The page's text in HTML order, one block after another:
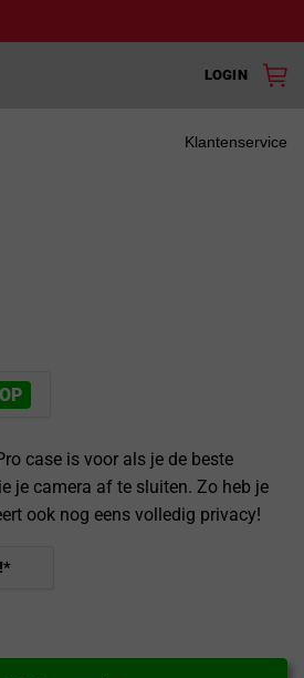
LOGIN
Klantenservice
case is voor als je de beste
je camera af te sluiten. Zo heb je
ook nog eens volledig privacy!
aantal